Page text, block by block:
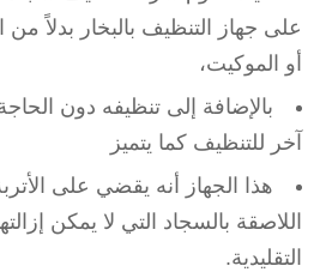
على جهاز التنظيف بالبخار بدلاً
أو الموكيت،
بالإضافة إلى تنظيفه دون
آخر للتنظيف كما يتميز
هذا الجهاز أنه يقضي على
اللاصقة بالسجاد التي لا يمكن
التقليدية.